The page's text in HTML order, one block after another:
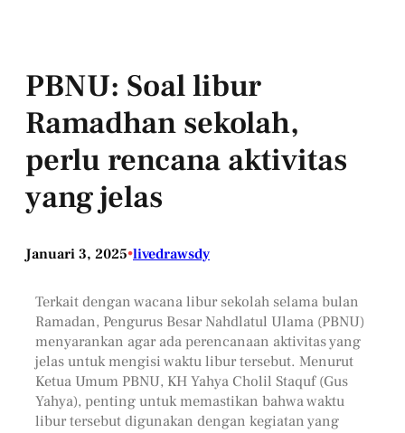
PBNU: Soal libur
Ramadhan sekolah,
perlu rencana aktivitas
yang jelas
Januari 3, 2025•livedrawsdy
Terkait dengan wacana libur sekolah selama bulan
Ramadan, Pengurus Besar Nahdlatul Ulama (PBNU)
menyarankan agar ada perencanaan aktivitas yang
jelas untuk mengisi waktu libur tersebut. Menurut
Ketua Umum PBNU, KH Yahya Cholil Staquf (Gus
Yahya), penting untuk memastikan bahwa waktu
libur tersebut digunakan dengan kegiatan yang